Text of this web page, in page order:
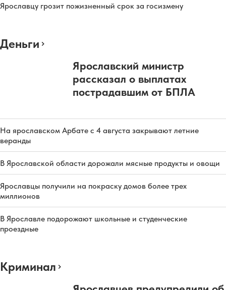
Ярославцу грозит пожизненный срок за госизмену
Деньги
Ярославский министр
рассказал о выплатах
пострадавшим от БПЛА
На ярославском Арбате с 4 августа закрывают летние
веранды
В Ярославской области дорожали мясные продукты и овощи
Ярославцы получили на покраску домов более трех
миллионов
В Ярославле подорожают школьные и студенческие
проездные
Криминал